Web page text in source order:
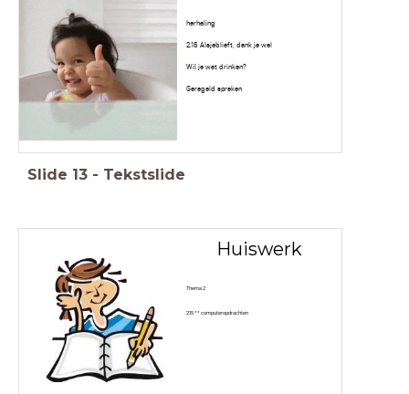
herhaling
2.15 Alsjeblieft, dank je wel
Wil je wat drinken?
Geregeld spreken
Slide 13 - Tekstslide
Huiswerk
Thema 2
2.15 ** computeropdrachten